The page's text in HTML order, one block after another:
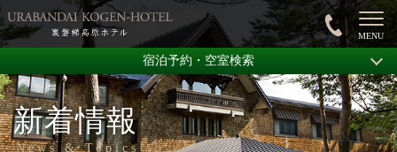
新着情報
News & Topics
宿泊予約・空室検索